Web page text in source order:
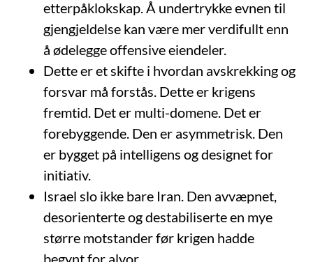
etterpåklokskap. Å undertrykke evnen til
gjengjeldelse kan være mer verdifullt enn
å ødelegge offensive eiendeler.
Dette er et skifte i hvordan avskrekking og
forsvar må forstås. Dette er krigens
fremtid. Det er multi-domene. Det er
forebyggende. Den er asymmetrisk. Den
er bygget på intelligens og designet for
initiativ.
Israel slo ikke bare Iran. Den avvæpnet,
desorienterte og destabiliserte en mye
større motstander før krigen hadde
begynt for alvor.